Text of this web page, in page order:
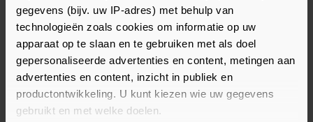
gegevens (bijv. uw IP-adres) met behulp van
technologieën zoals cookies om informatie op uw
apparaat op te slaan en te gebruiken met als doel
gepersonaliseerde advertenties en content, metingen aan
advertenties en content, inzicht in publiek en
productontwikkeling. U kunt kiezen wie uw gegevens
gebruikt en met welke doelen.
Vooral in Spanje getraind
De vraag is alleen hoe Van der Poel ervoor staat.
Hij reed dit jaar zeven eendaagse koersen
waarvan hij er drie won: de E3 Saxo Classic, de
Ronde van Vlaanderen en Parijs-Roubaix. Na